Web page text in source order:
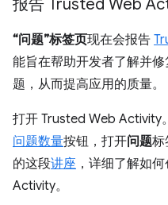
报告 Trusted Web
“问题”标签页现在会报告
能旨在帮助开发者了解并
题，从而提高应用的质量。
打开 Trusted Web Activity
问题数量按钮，打开问题标
的这段讲座 ，详细了解如
Activity。